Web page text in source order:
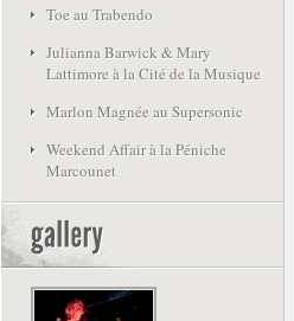
Toe au Trabendo
Julianna Barwick & Mary
Lattimore à la Cité de la Musique
Marlon Magnée au Supersonic
Weekend Affair à la Péniche
Marcounet